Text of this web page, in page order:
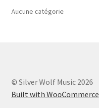
Aucune catégorie
© Silver Wolf Music 2026
Built with WooCommerce